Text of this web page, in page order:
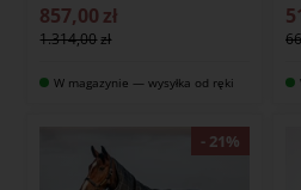
857,00 zł
1.314,00
W magazynie — wysyłka od ręki